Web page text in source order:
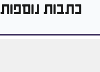
כתבות נוספות